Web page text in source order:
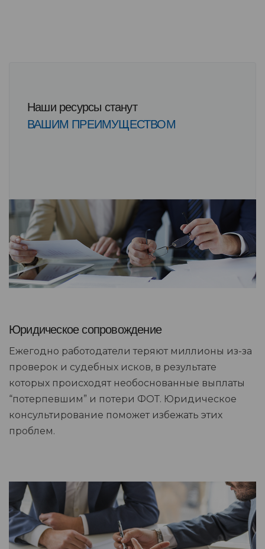
Наши ресурсы станут
ВАШИМ ПРЕИМУЩЕСТВОМ
Юридическое сопровождение
Ежегодно работодатели теряют миллионы из-за
проверок и судебных исков, в результате
которых происходят необоснованные выплаты
“потерпевшим” и потери ФОТ. Юридическое
консультирование поможет избежать этих
проблем.